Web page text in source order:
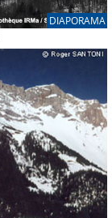
DIAPORAMA